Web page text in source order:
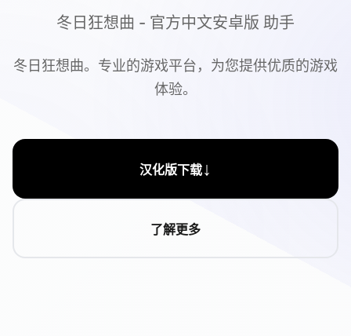
冬日狂想曲 - 官方中文安卓版 助手
冬日狂想曲。专业的游戏平台，为您提供优质的游戏
体验。
汉化版下载↓
了解更多